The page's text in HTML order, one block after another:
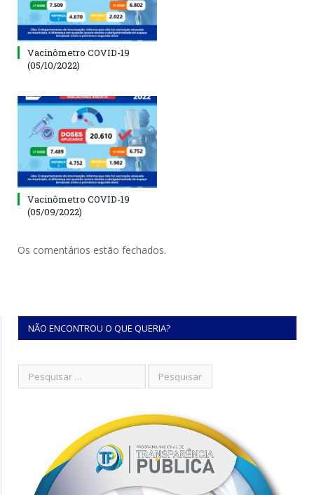
Vacinômetro COVID-19
(05/10/2022)
Vacinômetro COVID-19
(05/09/2022)
Os comentários estão fechados.
NÃO ENCONTROU O QUE QUERIA?